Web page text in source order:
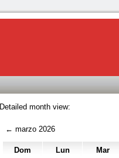
Detailed month view:
← marzo 2026
Dom Lun Mar